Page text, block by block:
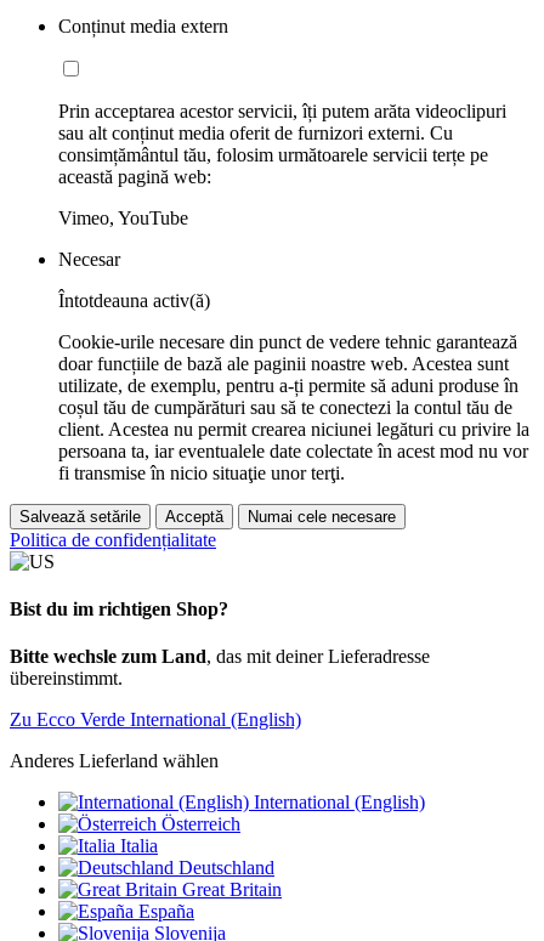
Conținut media extern
Prin acceptarea acestor servicii, îți putem arăta videoclipuri
sau alt conținut media oferit de furnizori externi. Cu
consimțământul tău, folosim următoarele servicii terțe pe
această pagină web:
Vimeo, YouTube
Necesar
Întotdeauna activ(ă)
Cookie-urile necesare din punct de vedere tehnic garantează
doar funcțiile de bază ale paginii noastre web. Acestea sunt
utilizate, de exemplu, pentru a-ți permite să aduni produse în
coșul tău de cumpărături sau să te conectezi la contul tău de
client. Acestea nu permit crearea niciunei legături cu privire la
persoana ta, iar eventualele date colectate în acest mod nu vor
fi transmise în nicio situaţie unor terţi.
Salvează setările Acceptă Numai cele necesare
Politica de confidențialitate
Bist du im richtigen Shop?
Bitte wechsle zum Land, das mit deiner Lieferadresse
übereinstimmt.
Zu Ecco Verde International (English)
Anderes Lieferland wählen
International (English)
Österreich
Italia
Deutschland
Great Britain
España
Slovenija